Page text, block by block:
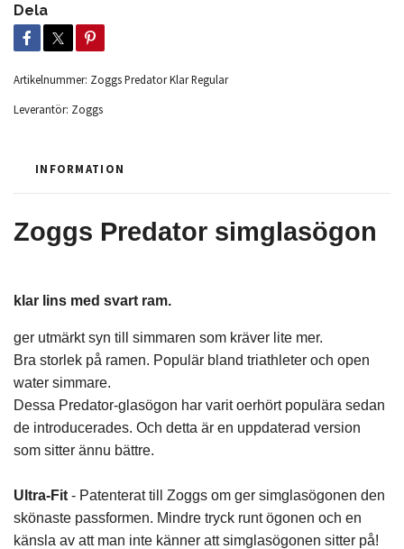
Dela
Artikelnummer: Zoggs Predator Klar Regular
Leverantör: Zoggs
INFORMATION
Zoggs Predator simglasögon
klar lins med svart ram.
ger utmärkt syn till simmaren som kräver lite mer.
Bra storlek på ramen. Populär bland triathleter och open
water simmare.
Dessa Predator-glasögon har varit oerhört populära sedan
de introducerades. Och detta är en uppdaterad version
som sitter ännu bättre.
Ultra-Fit - Patenterat till Zoggs om ger simglasögonen den
skönaste passformen. Mindre tryck runt ögonen och en
känsla av att man inte känner att simglasögonen sitter på!